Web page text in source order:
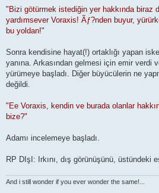
s
"Bizi götürmek istediğin yer hakkında biraz
yardımsever Voraxis! Ãƒ?nden buyur,
bu yoldan!"
Sonra kendisine hayat(!) ortaklığı yapan
yanına. Arkasından gelmesi için emir verdi
yürümeye başladı. Diğer büyücülerin ne
değildi.
"Ee Voraxis, kendin ve burada olanlar
bize?"
Adamı incelemeye başladı.
RP DIşI: Irkını, dış görünüşünü, üstündeki
And i still wonder if you ever wonder the same!...